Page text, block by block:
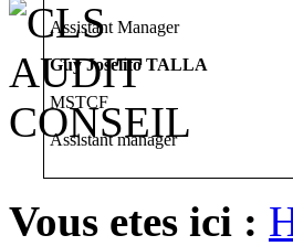
Vous etes ici :
Assistant Manager
Guy Joselito TALLA
MSTCF
Assistant manager